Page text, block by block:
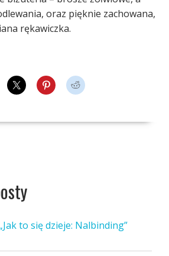
oraz pięknie zachowana,
rękawiczka.
to się dzieje: Nalbinding”